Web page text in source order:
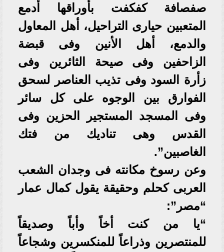
صفصافة كفكفت بأوراقها أدمع
المتعبين حيارى التراحيل، أهل المعاول
والدمع، أهل الأنين وفى قبضة
الزاحفين وفى صيحة الثائرين وفى
زأرة السود وفى تذيب العناصر لسحق
الفوارق بين الوجوه على كل سائر
وفى المسجد المستجير الحزين وفى
القدس وهى تناديك من فتك
الغاصبين”.
وعن رسوخ مكانته فى وجدان الشعب
العربى كحلم وحقيقة يقول كمال عمار
“مصر”:
“يا من كنت أخاً وأباً وصديقاً
للمنتصرين وذراعاً للمنكسرين وشجاعاً